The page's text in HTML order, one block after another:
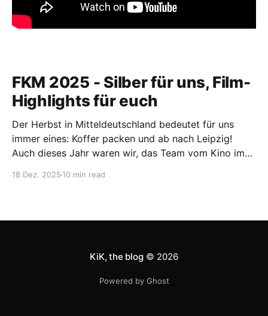
FKM 2025 - Silber für uns, Film-
Highlights für euch
Der Herbst in Mitteldeutschland bedeutet für uns
immer eines: Koffer packen und ab nach Leipzig!
Auch dieses Jahr waren wir, das Team vom Kino im
18 Dez. 2025 10 min read
KiK, the blog© 2026
Powered by Ghost